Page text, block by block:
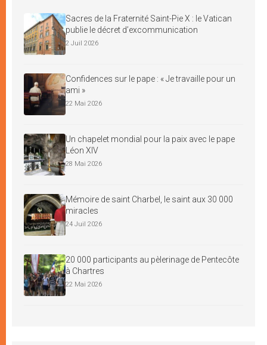
Sacres de la Fraternité Saint-Pie X : le Vatican
publie le décret d’excommunication
2 Juil 2026
Confidences sur le pape : « Je travaille pour un
ami »
22 Mai 2026
Un chapelet mondial pour la paix avec le pape
Léon XIV
28 Mai 2026
Mémoire de saint Charbel, le saint aux 30 000
miracles
24 Juil 2026
20 000 participants au pèlerinage de Pentecôte
à Chartres
22 Mai 2026